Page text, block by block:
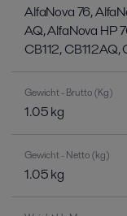
AlfaNova 76,
AQ, AlfaNova HP
CB112, CB112AQ,
Gewicht - Brutto (Kg)
1.05 kg
Gewicht - Netto (kg)
1.05 kg